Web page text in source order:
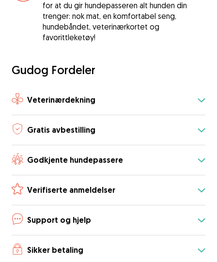
for at du gir hundepasseren alt hunden din
trenger: nok mat, en komfortabel seng,
hundebåndet, veterinærkortet og
favorittleketøy!
Gudog Fordeler
Veterinærdekning
Gratis avbestilling
Godkjente hundepassere
Verifiserte anmeldelser
Support og hjelp
Sikker betaling